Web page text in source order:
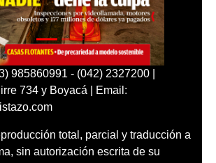
985860991 - (042) 2327200 |
734 y Boyacá | Email:
total, parcial y traducción a
sin autorización escrita de su